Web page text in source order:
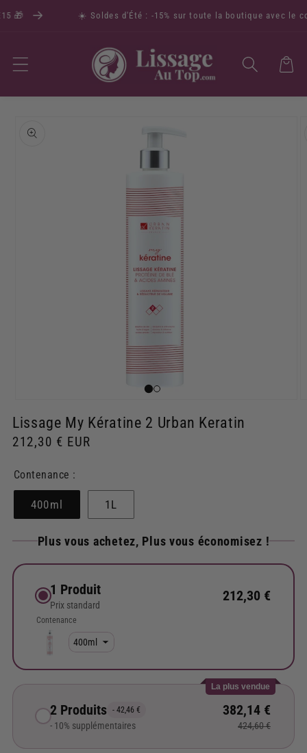
☀️ Soldes d'Été : -15% sur toute la boutique avec le
Panier
informations
média
1
dans
modale
Lissage My Kératine 2 Urban Keratin
Prix
212,30 € EUR
Contenance :
400ml 1L
Plus vous achetez, Plus vous économisez !
1 Produit
Prix standard
212,30 €
Contenance
La plus vendue
2 Produits - 42,46 €
- 10% supplémentaires
382,14 €
424,60 €